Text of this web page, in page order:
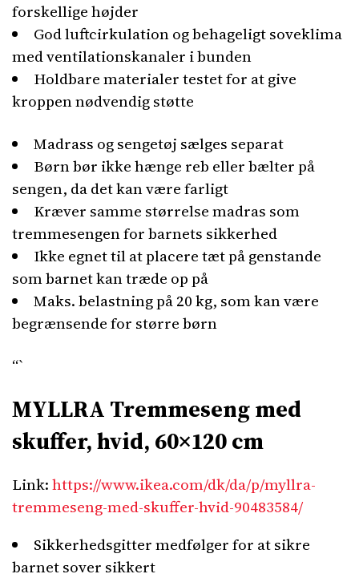
forskellige højder
God luftcirkulation og behageligt soveklima
med ventilationskanaler i bunden
Holdbare materialer testet for at give
kroppen nødvendig støtte
Madrass og sengetøj sælges separat
Børn bør ikke hænge reb eller bælter på
sengen, da det kan være farligt
Kræver samme størrelse madras som
tremmesengen for barnets sikkerhed
Ikke egnet til at placere tæt på genstande
som barnet kan træde op på
Maks. belastning på 20 kg, som kan være
begrænsende for større børn
“`
MYLLRA Tremmeseng med
skuffer, hvid, 60×120 cm
Link:https://www.ikea.com/dk/da/p/myllra-
tremmeseng-med-skuffer-hvid-90483584/
Sikkerhedsgitter medfølger for at sikre
barnet sover sikkert